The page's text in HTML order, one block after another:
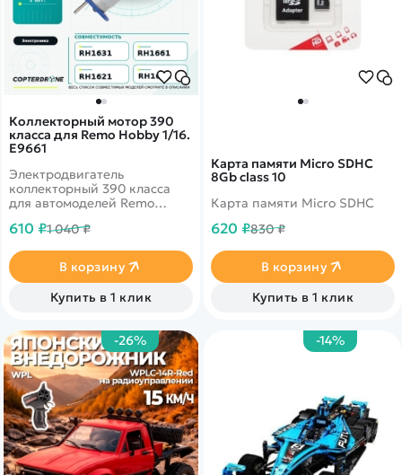
Карта памяти Micro SDHC
8Gb class 10
Карта памяти Micro SDHC
620 ₽830 ₽
В корзину
Купить в 1 клик
Коллекторный мотор 390
класса для Remo Hobby 1/16.
E9661
Электродвигатель
коллекторный 390 класса
для автомоделей Remo
610 ₽1 040 ₽
В корзину
Купить в 1 клик
-26% -14%